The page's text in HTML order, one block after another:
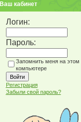
Ваш кабинет
Логин:
Пароль:
Запомнить меня на этом
компьютере
Регистрация
Забыли свой пароль?